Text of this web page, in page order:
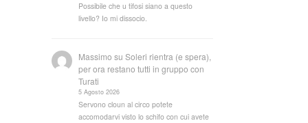
Possibile che u tifosi siano a questo
livello? Io mi dissocio.
Massimo suSoleri rientra (e spera),
per ora restano tutti in gruppo con
Turati
5 Agosto 2026
Servono cloun al circo potete
accomodarvi visto lo schifo con cui avete